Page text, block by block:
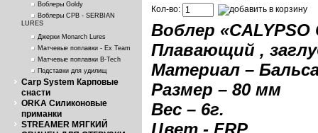
Воблеры Goldy
Воблеры СРВ - SERBIAN
LURES
Джерки Monarch Lures
Матчевые поплавки - Ex Team
Матчевые поплавки B-Tech
Подставки для удилищ
Carp System Карповые
снасти
ORKA Силиконовые
приманки
STREAMER МЯГКИЙ
Кол-во:
Воблер «CALYPSO
Плавающий ,
Материал –
Размер – 80 мм
Вес – 6г.
Цвет - FRP